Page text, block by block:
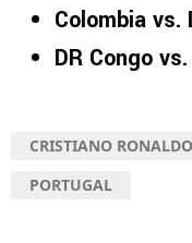
Colombia vs.
DR Congo
CRISTIANO RONALDO
PORTUGAL